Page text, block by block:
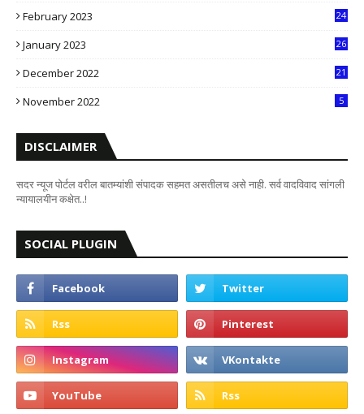
February 2023
24
January 2023
26
December 2022
21
November 2022 5
DISCLAIMER
सदर न्यूज पोर्टल वरील बातम्यांशी संपादक सहमत असतीलच असे नाही. सर्व वादविवाद सांगली
न्यायालयीन कक्षेत..!
SOCIAL PLUGIN